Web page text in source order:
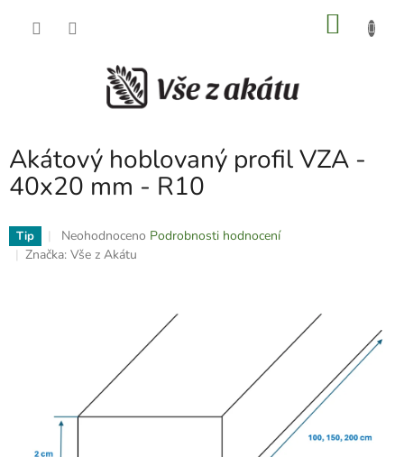
Akátový hoblovaný profil VZA -
40x20 mm - R10
Tip
Průměrné
hodnocení
Neohodnoceno Podrobnosti hodnocení
Značka: Vše z Akátu